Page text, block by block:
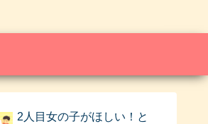
2人目女の子がほしい！と